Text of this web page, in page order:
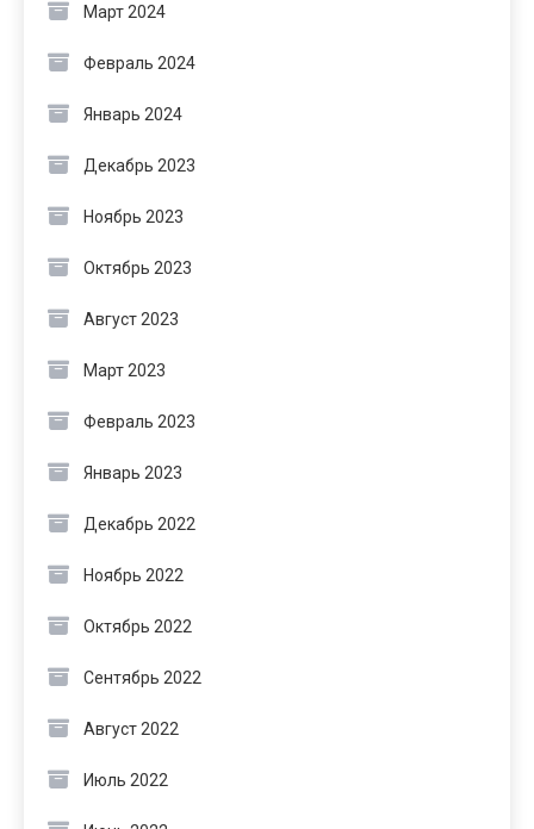
Март 2024
Февраль 2024
Январь 2024
Декабрь 2023
Ноябрь 2023
Октябрь 2023
Август 2023
Март 2023
Февраль 2023
Январь 2023
Декабрь 2022
Ноябрь 2022
Октябрь 2022
Сентябрь 2022
Август 2022
Июль 2022